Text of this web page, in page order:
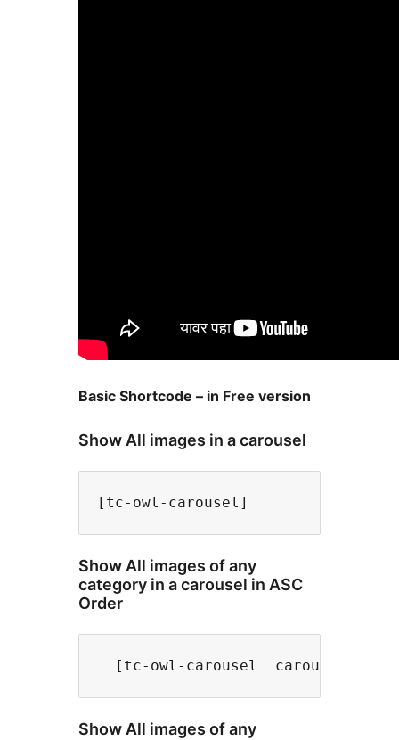
Basic Shortcode – in Free version
Show All images in a carousel
[tc-owl-carousel]
Show All images of any
category in a carousel in ASC
Order
[tc-owl-carousel
Show All images of any